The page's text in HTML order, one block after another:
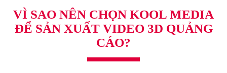
VÌ SAO NÊN CHỌN KOOL MEDIA
ĐỂ SẢN XUẤT VIDEO 3D QUẢNG
CÁO?